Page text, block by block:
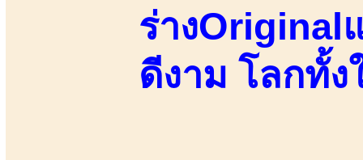
ร่างOriginal
ดีงาม โลกทั้ง